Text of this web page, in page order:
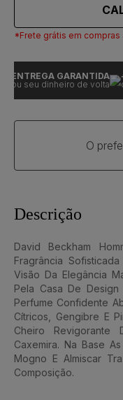
*Frete grátis em compras
ENTREGA GARANTIDA
ou seu dinheiro de volta
+
O
Descrição
David Beckham
Fragrância
Visão Da Elegância
Pela Casa De
Perfume Confidente
Cítricos, Gengibre E
Cheiro
Caxemira. Na Base
Mogno E Almiscar
Composição.